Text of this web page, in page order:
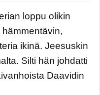
loppu olikin
ikinä. Jeesuskin
Silti hän johdatti
Daavidin